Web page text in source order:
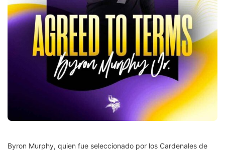
Byron Murphy, quien fue seleccionado por los Cardenales de